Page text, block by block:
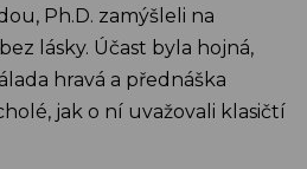
Ph.D. zamýšleli na
lásky. Účast byla hojná,
hravá a přednáška
jak o ní uvažovali klasičtí